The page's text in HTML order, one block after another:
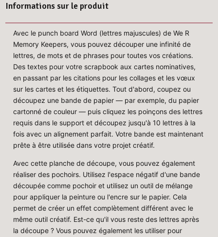
Informations sur le produit
Avec le punch board Word (lettres majuscules) de We R
Memory Keepers, vous pouvez découper une infinité de
lettres, de mots et de phrases pour toutes vos créations.
Des textes pour votre scrapbook aux cartes nominatives,
en passant par les citations pour les collages et les vœux
sur les cartes et les étiquettes. Tout d'abord, coupez ou
découpez une bande de papier — par exemple, du papier
cartonné de couleur — puis cliquez les poinçons des lettres
requis dans le support et découpez jusqu'à 10 lettres à la
fois avec un alignement parfait. Votre bande est maintenant
prête à être utilisée dans votre projet créatif.
Avec cette planche de découpe, vous pouvez également
réaliser des pochoirs. Utilisez l'espace négatif d'une bande
découpée comme pochoir et utilisez un outil de mélange
pour appliquer la peinture ou l'encre sur le papier. Cela
permet de créer un effet complètement différent avec le
même outil créatif. Est-ce qu'il vous reste des lettres après
la découpe ? Vous pouvez également les utiliser pour